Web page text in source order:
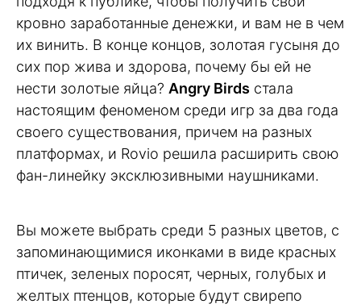
кровно заработанные денежки, и вам не в чем
их винить. В конце концов, золотая гусыня до
сих пор жива и здорова, почему бы ей не
нести золотые яйца? Angry Birds стала
настоящим феноменом среди игр за два года
своего существования, причем на разных
платформах, и Rovio решила расширить свою
фан-линейку эксклюзивными наушниками.
Вы можете выбрать среди 5 разных цветов, с
запоминающимися иконками в виде красных
птичек, зеленых поросят, черных, голубых и
желтых птенцов, которые будут свирепо